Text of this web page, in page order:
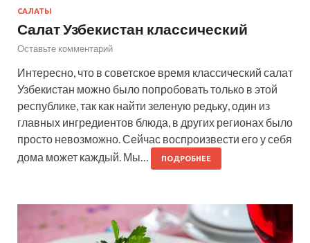
САЛАТЫ
Салат Узбекистан классический
Оставьте комментарий
Интересно, что в советское время классический салат
Узбекистан можно было попробовать только в этой
республике, так как найти зеленую редьку, один из
главных ингредиентов блюда, в других регионах было
просто невозможно. Сейчас воспроизвести его у себя
дома может каждый. Мы…
ПОДРОБНЕЕ